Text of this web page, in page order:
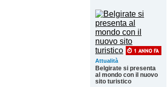
Attualità
Belgirate si presenta
al mondo con il nuovo
sito turistico